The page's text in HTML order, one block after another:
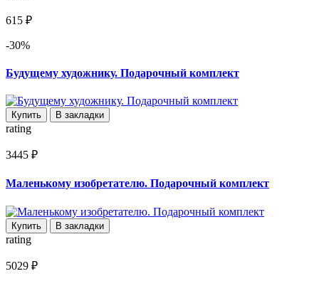
615 ₽
-30%
Будущему художнику. Подарочный комплект
Купить В закладки
rating
3445 ₽
Маленькому изобретателю. Подарочный комплект
Купить В закладки
rating
5029 ₽